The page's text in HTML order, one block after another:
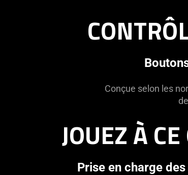
Conçue selon les
JOUEZ À
Prise en charge